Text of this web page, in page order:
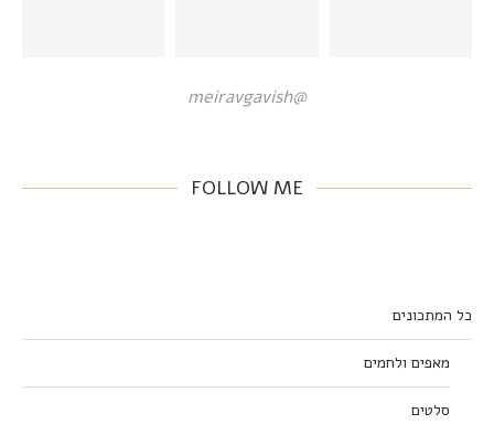
@meiravgavish
FOLLOW ME
כל המתכונים
מאפים ולחמים
סלטים